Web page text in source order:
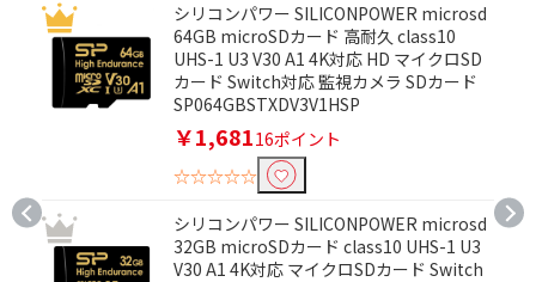
シリコンパワー SILICONPOWER microsd
64GB microSDカード 高耐久 class10
UHS-1 U3 V30 A1 4K対応 HD マイクロSD
カード Switch対応 監視カメラ SDカード
SP064GBSTXDV3V1HSP
￥1,68116ポイント
☆☆☆☆☆
シリコンパワー SILICONPOWER microsd
32GB microSDカード class10 UHS-1 U3
V30 A1 4K対応 マイクロSDカード Switch